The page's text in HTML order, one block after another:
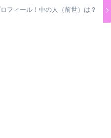
フィール！中の人（前世）は？